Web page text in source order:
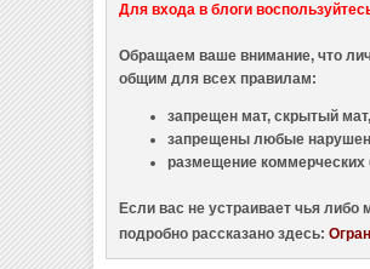
Для входа в блоги
Обращаем ваше внимание, что
общим для всех правилам:
запрещен мат, скрытый
запрещены любые
размещение коммерческих
Если вас не устраивает чья
подробно рассказано здесь: